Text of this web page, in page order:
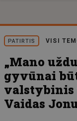
PATIRTIS VISI
„Mano
gyvūnai
valstybinis
Vaidas